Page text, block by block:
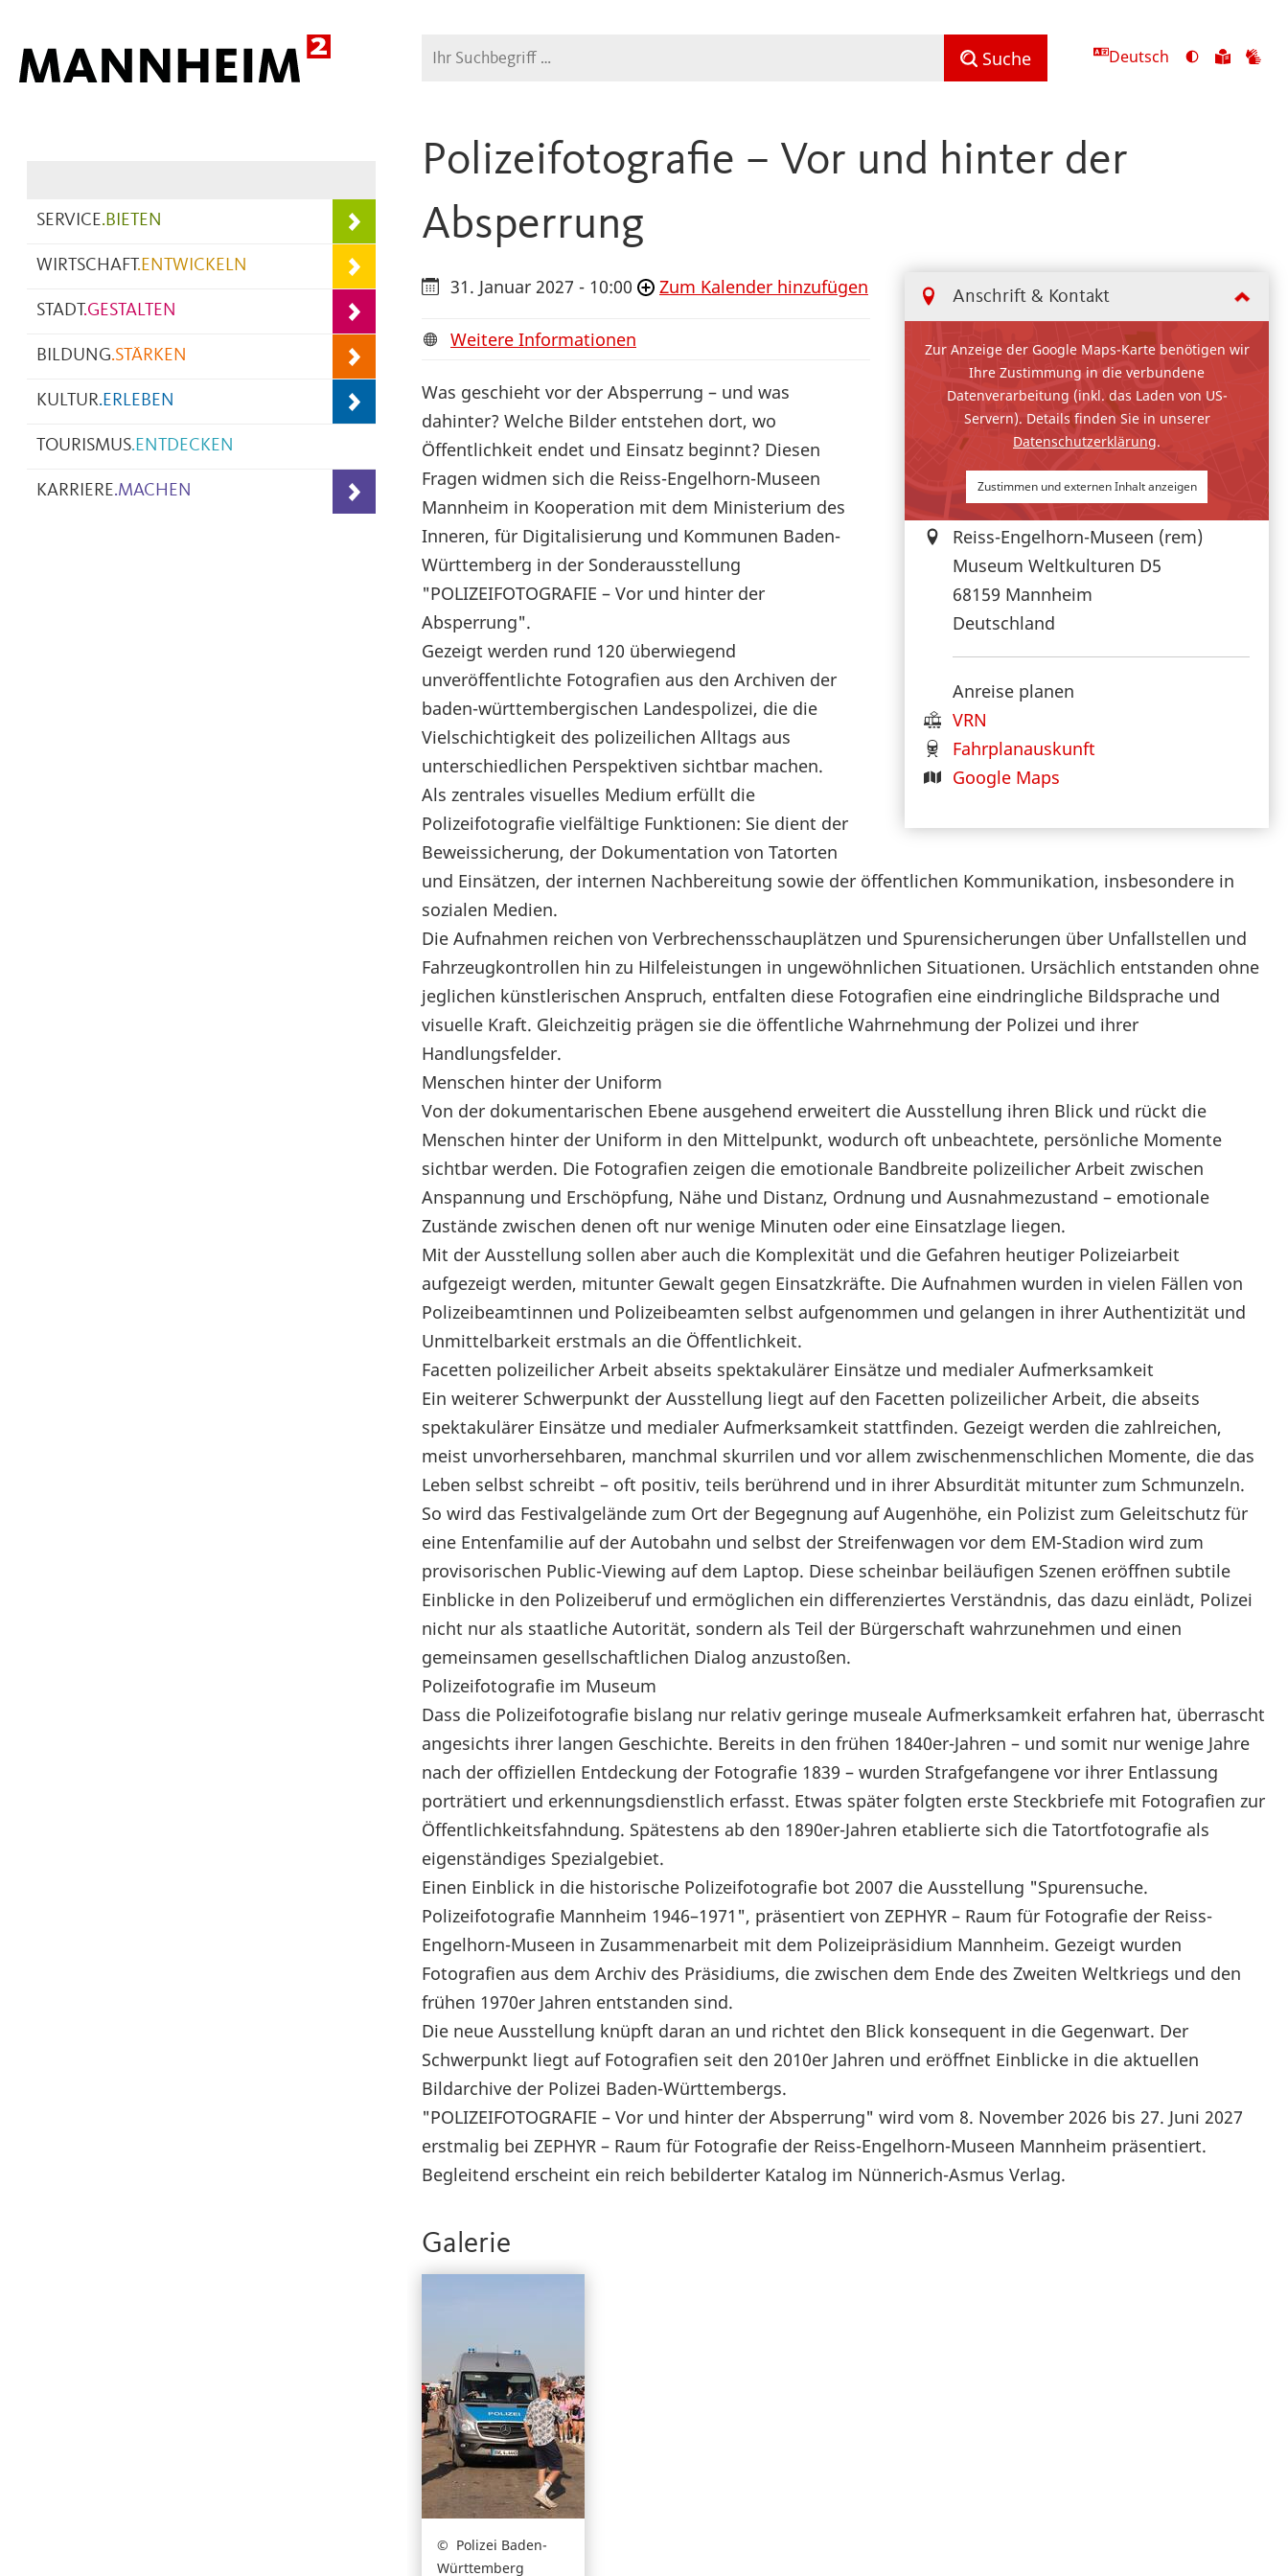
Suche Suche Deutsch
Ansicht
Zu
SERVICE.BIETEN
WIRTSCHAFT.ENTWICKELN
STADT.GESTALTEN
BILDUNG.STÄRKEN
KULTUR.ERLEBEN
TOURISMUS.ENTDECKEN
KARRIERE.MACHEN
Polizeifotografie – Vor und hinter der
Absperrung
Anschrift & Kontakt
Zur Anzeige der Google Maps-Karte benötigen wir
Ihre Zustimmung in die verbundene
Datenverarbeitung (inkl. das Laden von US-
Servern). Details finden Sie in unserer
Datenschutzerklärung.
Zustimmen und externen Inhalt anzeigen
Reiss-Engelhorn-Museen (rem)
Museum Weltkulturen D5
68159 Mannheim
Deutschland
Anreise planen
VRN
Fahrplanauskunft
Google Maps
31. Januar 2027 - 10:00 Zum Kalender hinzufügen
Weitere Informationen
Was geschieht vor der Absperrung – und was
dahinter? Welche Bilder entstehen dort, wo
Öffentlichkeit endet und Einsatz beginnt? Diesen
Fragen widmen sich die Reiss-Engelhorn-Museen
Mannheim in Kooperation mit dem Ministerium des
Inneren, für Digitalisierung und Kommunen Baden-
Württemberg in der Sonderausstellung
"POLIZEIFOTOGRAFIE – Vor und hinter der
Absperrung".
Gezeigt werden rund 120 überwiegend
unveröffentlichte Fotografien aus den Archiven der
baden-württembergischen Landespolizei, die die
Vielschichtigkeit des polizeilichen Alltags aus
unterschiedlichen Perspektiven sichtbar machen.
Als zentrales visuelles Medium erfüllt die
Polizeifotografie vielfältige Funktionen: Sie dient der
Beweissicherung, der Dokumentation von Tatorten
und Einsätzen, der internen Nachbereitung sowie der öffentlichen Kommunikation, insbesondere in
sozialen Medien.
Die Aufnahmen reichen von Verbrechensschauplätzen und Spurensicherungen über Unfallstellen und
Fahrzeugkontrollen hin zu Hilfeleistungen in ungewöhnlichen Situationen. Ursächlich entstanden ohne
jeglichen künstlerischen Anspruch, entfalten diese Fotografien eine eindringliche Bildsprache und
visuelle Kraft. Gleichzeitig prägen sie die öffentliche Wahrnehmung der Polizei und ihrer
Handlungsfelder.
Menschen hinter der Uniform
Von der dokumentarischen Ebene ausgehend erweitert die Ausstellung ihren Blick und rückt die
Menschen hinter der Uniform in den Mittelpunkt, wodurch oft unbeachtete, persönliche Momente
sichtbar werden. Die Fotografien zeigen die emotionale Bandbreite polizeilicher Arbeit zwischen
Anspannung und Erschöpfung, Nähe und Distanz, Ordnung und Ausnahmezustand – emotionale
Zustände zwischen denen oft nur wenige Minuten oder eine Einsatzlage liegen.
Mit der Ausstellung sollen aber auch die Komplexität und die Gefahren heutiger Polizeiarbeit
aufgezeigt werden, mitunter Gewalt gegen Einsatzkräfte. Die Aufnahmen wurden in vielen Fällen von
Polizeibeamtinnen und Polizeibeamten selbst aufgenommen und gelangen in ihrer Authentizität und
Unmittelbarkeit erstmals an die Öffentlichkeit.
Facetten polizeilicher Arbeit abseits spektakulärer Einsätze und medialer Aufmerksamkeit
Ein weiterer Schwerpunkt der Ausstellung liegt auf den Facetten polizeilicher Arbeit, die abseits
spektakulärer Einsätze und medialer Aufmerksamkeit stattfinden. Gezeigt werden die zahlreichen,
meist unvorhersehbaren, manchmal skurrilen und vor allem zwischenmenschlichen Momente, die das
Leben selbst schreibt – oft positiv, teils berührend und in ihrer Absurdität mitunter zum Schmunzeln.
So wird das Festivalgelände zum Ort der Begegnung auf Augenhöhe, ein Polizist zum Geleitschutz für
eine Entenfamilie auf der Autobahn und selbst der Streifenwagen vor dem EM-Stadion wird zum
provisorischen Public-Viewing auf dem Laptop. Diese scheinbar beiläufigen Szenen eröffnen subtile
Einblicke in den Polizeiberuf und ermöglichen ein differenziertes Verständnis, das dazu einlädt, Polizei
nicht nur als staatliche Autorität, sondern als Teil der Bürgerschaft wahrzunehmen und einen
gemeinsamen gesellschaftlichen Dialog anzustoßen.
Polizeifotografie im Museum
Dass die Polizeifotografie bislang nur relativ geringe museale Aufmerksamkeit erfahren hat, überrascht
angesichts ihrer langen Geschichte. Bereits in den frühen 1840er-Jahren – und somit nur wenige Jahre
nach der offiziellen Entdeckung der Fotografie 1839 – wurden Strafgefangene vor ihrer Entlassung
porträtiert und erkennungsdienstlich erfasst. Etwas später folgten erste Steckbriefe mit Fotografien zur
Öffentlichkeitsfahndung. Spätestens ab den 1890er-Jahren etablierte sich die Tatortfotografie als
eigenständiges Spezialgebiet.
Einen Einblick in die historische Polizeifotografie bot 2007 die Ausstellung "Spurensuche.
Polizeifotografie Mannheim 1946–1971", präsentiert von ZEPHYR – Raum für Fotografie der Reiss-
Engelhorn-Museen in Zusammenarbeit mit dem Polizeipräsidium Mannheim. Gezeigt wurden
Fotografien aus dem Archiv des Präsidiums, die zwischen dem Ende des Zweiten Weltkriegs und den
frühen 1970er Jahren entstanden sind.
Die neue Ausstellung knüpft daran an und richtet den Blick konsequent in die Gegenwart. Der
Schwerpunkt liegt auf Fotografien seit den 2010er Jahren und eröffnet Einblicke in die aktuellen
Bildarchive der Polizei Baden-Württembergs.
"POLIZEIFOTOGRAFIE – Vor und hinter der Absperrung" wird vom 8. November 2026 bis 27. Juni 2027
erstmalig bei ZEPHYR – Raum für Fotografie der Reiss-Engelhorn-Museen Mannheim präsentiert.
Begleitend erscheint ein reich bebilderter Katalog im Nünnerich-Asmus Verlag.
Galerie
Polizei Baden-
Württemberg